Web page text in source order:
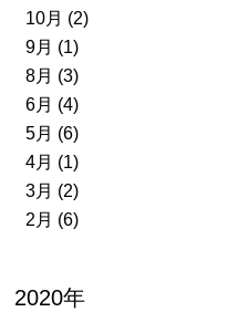
10月 (2)
9月 (1)
8月 (3)
6月 (4)
5月 (6)
4月 (1)
3月 (2)
2月 (6)
2020年